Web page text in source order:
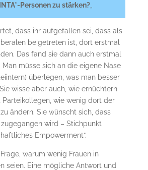
Personen zu stärken?„
dass ihr aufgefallen sei, dass als
beigetreten ist, dort erstmal
Das fand sie dann auch erstmal
Man müsse sich an die eigene Nase
überlegen, was man besser
wisse aber auch, wie ernüchtern
Parteikollegen, wie wenig dort der
ändern. Sie wünscht sich, dass
wird – Stichpunkt
Empowerment“.
warum wenig Frauen in
seien. Eine mögliche Antwort und